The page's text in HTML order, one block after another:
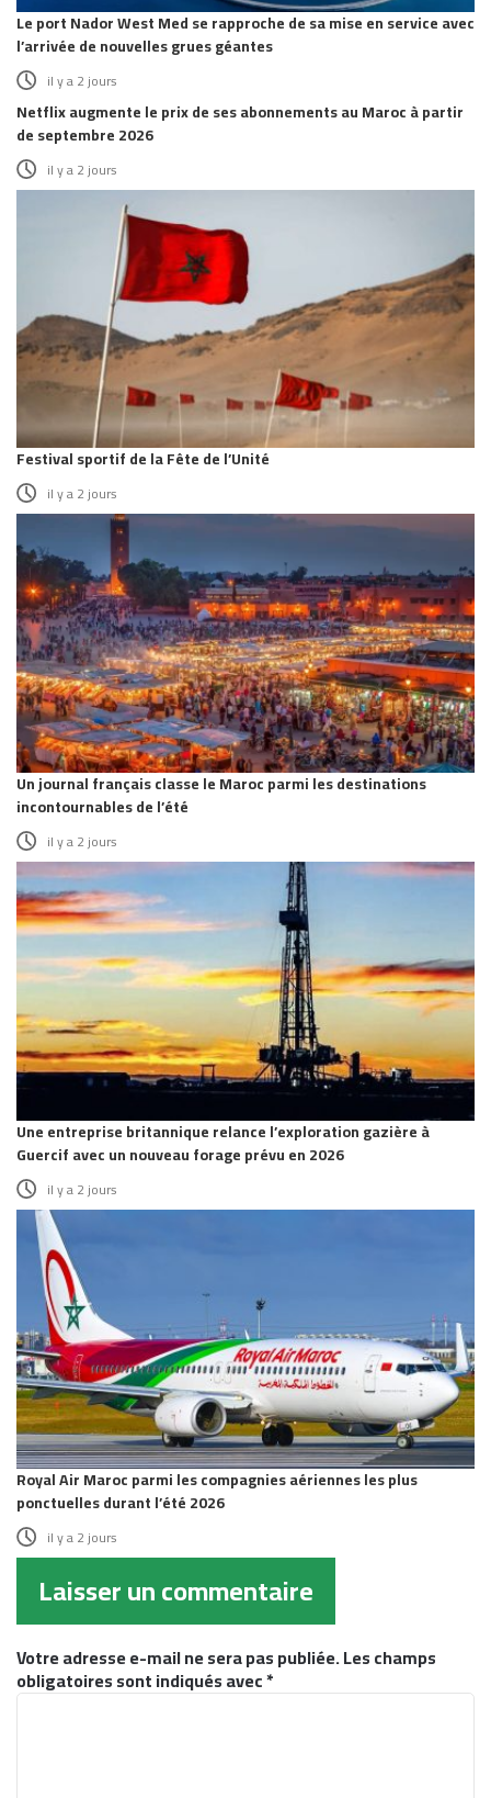
Le port Nador West Med se rapproche de sa mise en service avec
l’arrivée de nouvelles grues géantes
il y a 2 jours
Netflix augmente le prix de ses abonnements au Maroc à partir
de septembre 2026
il y a 2 jours
Festival sportif de la Fête de l’Unité
il y a 2 jours
Un journal français classe le Maroc parmi les destinations
incontournables de l’été
il y a 2 jours
Une entreprise britannique relance l’exploration gazière à
Guercif avec un nouveau forage prévu en 2026
il y a 2 jours
Royal Air Maroc parmi les compagnies aériennes les plus
ponctuelles durant l’été 2026
il y a 2 jours
Laisser un commentaire
Votre adresse e-mail ne sera pas publiée.Les champs
obligatoires sont indiqués avec*
C